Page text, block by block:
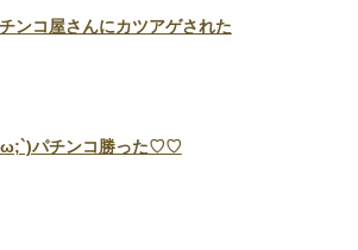
ンコ屋さんにカツアゲされた
パチンコ勝った♡♡